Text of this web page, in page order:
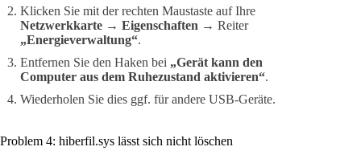
Klicken Sie mit der rechten Maustaste auf Ihre
Netzwerkkarte → Eigenschaften → Reiter
„Energieverwaltung“.
Entfernen Sie den Haken bei „Gerät kann den
Computer aus dem Ruhezustand aktivieren“.
Wiederholen Sie dies ggf. für andere USB-Geräte.
Problem 4: hiberfil.sys lässt sich nicht löschen